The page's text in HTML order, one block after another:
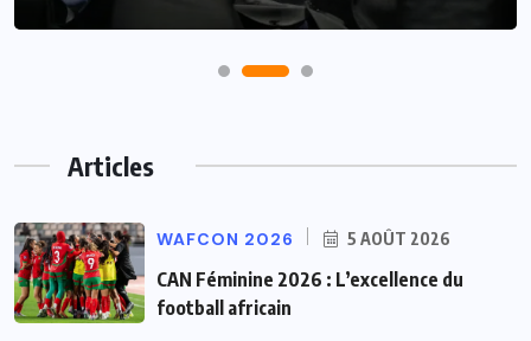
Articles
WAFCON 2026 5 AOÛT 2026
CAN Féminine 2026 : L’excellence du
football africain